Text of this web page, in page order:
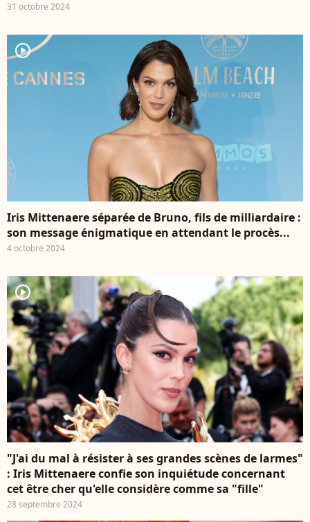
31 octobre 2024
player2
Iris Mittenaere séparée de Bruno, fils de milliardaire :
son message énigmatique en attendant le procès...
4 octobre 2024
player2
"J'ai du mal à résister à ses grandes scènes de larmes"
: Iris Mittenaere confie son inquiétude concernant
cet être cher qu'elle considère comme sa "fille"
28 septembre 2024